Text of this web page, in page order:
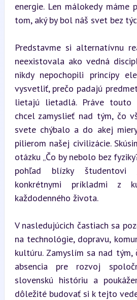
energie. Len málokedy máme
tom, aký by bol náš svet bez
Predstavme si alternatívnu
neexistovala ako vedná
nikdy nepochopili princípy
vysvetliť, prečo padajú
lietajú lietadlá. Práve touto
chcel zamyslieť nad tým, čo
svete chýbalo a do akej
pilierom našej civilizácie.
otázku „Čo by nebolo bez
pohľad blízky študentovi
konkrétnymi príkladmi z
každodenného života.
V nasledujúcich častiach sa
na technológie, dopravu,
kultúru. Zamyslím sa nad tým,
absencia pre rozvoj
slovenskú históriu a
dôležité budovať si k tejto